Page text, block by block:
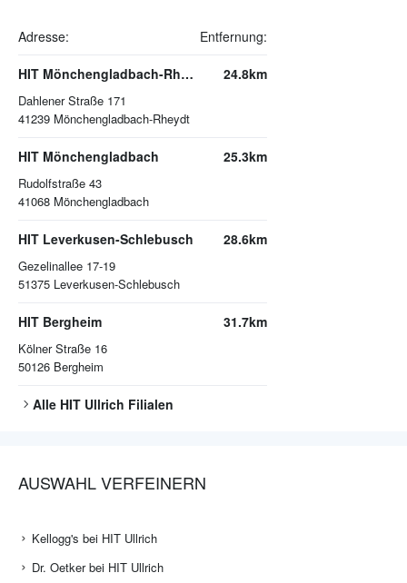
Adresse: Entfernung:
HIT Mönchengladbach-Rheydt
Dahlener Straße 171
41239 Mönchengladbach-Rheydt
24.8km
HIT Mönchengladbach
Rudolfstraße 43
41068 Mönchengladbach
25.3km
HIT Leverkusen-Schlebusch
Gezelinallee 17-19
51375 Leverkusen-Schlebusch
28.6km
HIT Bergheim
Kölner Straße 16
50126 Bergheim
31.7km
Alle HIT Ullrich Filialen
AUSWAHL VERFEINERN
Kellogg's bei HIT Ullrich
Dr. Oetker bei HIT Ullrich